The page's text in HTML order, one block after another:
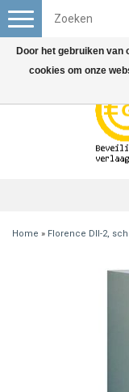
Toggle
navigation
Home » Florence DII-2,
Door het gebruiken van
cookies om onze